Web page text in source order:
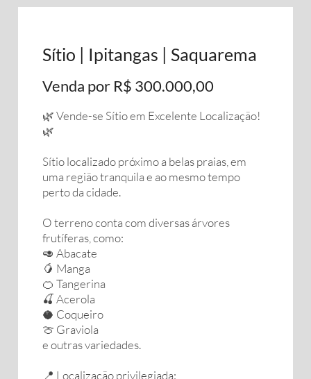
Sítio | Ipitangas | Saquarema
Venda por R$ 300.000,00
🌿 Vende-se Sítio em Excelente Localização!
🌿
Sítio localizado próximo a belas praias, em
uma região tranquila e ao mesmo tempo
perto da cidade.
O terreno conta com diversas árvores
frutíferas, como:
🥑 Abacate
🥭 Manga
🍊 Tangerina
🍒 Acerola
🥥 Coqueiro
🍈 Graviola
e outras variedades.
📍 Localização privilegiada: